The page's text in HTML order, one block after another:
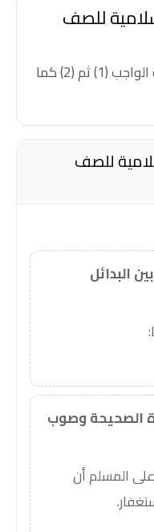
للصف
ملاحظة: الحلول مرتبة حسب ورقة الواجب (1) ثم (2) كما
للصف
البدائل
الصحيحة وصوب
المسلم أن